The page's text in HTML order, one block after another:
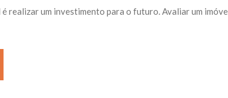
realizar um investimento para o futuro. Avaliar um